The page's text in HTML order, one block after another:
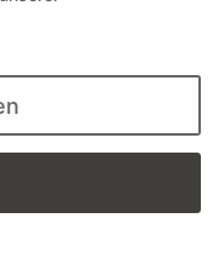
und Feiertagen kann